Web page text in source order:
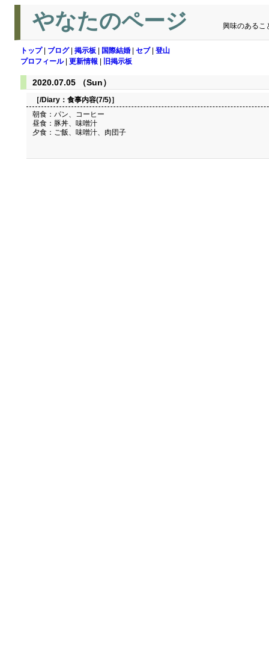
やなたのページ 興味のあるこ
トップ| ブログ| 掲示板 国際結婚 セブ| 登山
プロフィール| 更新情報 旧掲示板
2020.07.05 （Sun）
［/Diary： 食事内容(7/5)］
朝食：パン、コーヒー
昼食：豚丼、味噌汁
夕食：ご飯、味噌汁、肉団子